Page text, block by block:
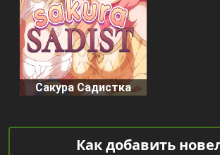
Сакура Садистка
Как добавить